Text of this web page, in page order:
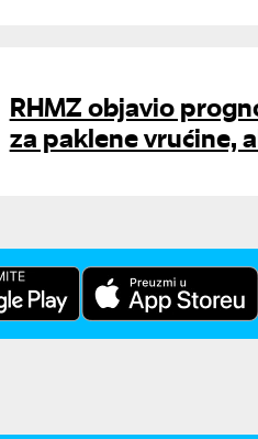
RHMZ objavio
za paklene vrućine,